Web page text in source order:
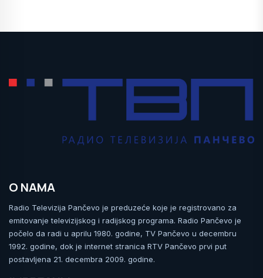
O NAMA
Radio Televizija Pančevo je preduzeće koje je registrovano za
emitovanje televizijskog i radijskog programa. Radio Pančevo je
počelo da radi u aprilu 1980. godine, TV Pančevo u decembru
1992. godine, dok je internet stranica RTV Pančevo prvi put
postavljena 21. decembra 2009. godine.